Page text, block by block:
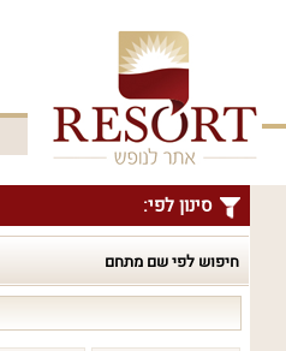
סינון לפי:
חיפוש לפי שם מתחם
לפי